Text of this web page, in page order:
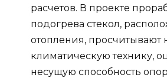
расчетов. В проекте
подогрева стекол,
отопления, просчитывают
климатическую технику,
несущую способность